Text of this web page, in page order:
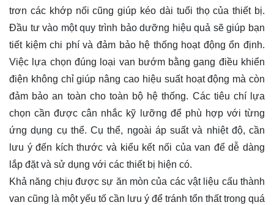
trơn các khớp nối cũng giúp kéo dài tuổi thọ của thiết bị.
Đầu tư vào một quy trình bảo dưỡng hiệu quả sẽ giúp bạn
tiết kiệm chi phí và đảm bảo hệ thống hoạt động ổn định.
Việc lựa chọn đúng loại van bướm bằng gang điều khiển
điện không chỉ giúp nâng cao hiệu suất hoạt động mà còn
đảm bảo an toàn cho toàn bộ hệ thống. Các tiêu chí lựa
chọn cần được cân nhắc kỹ lưỡng để phù hợp với từng
ứng dụng cụ thể. Cụ thể, ngoài áp suất và nhiệt độ, cần
lưu ý đến kích thước và kiểu kết nối của van để dễ dàng
lắp đặt và sử dụng với các thiết bị hiện có.
Khả năng chịu được sự ăn mòn của các vật liệu cấu thành
van cũng là một yếu tố cần lưu ý để tránh tổn thất trong quá